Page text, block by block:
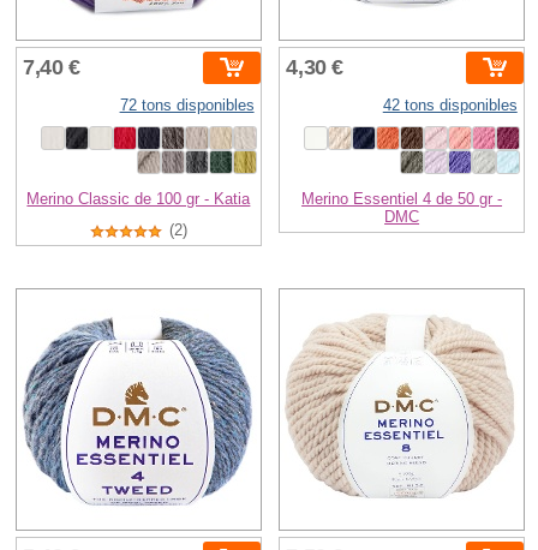
7,40 €
72 tons disponibles
Merino Classic de 100 gr - Katia
(2)
4,30 €
42 tons disponibles
Merino Essentiel 4 de 50 gr -
DMC